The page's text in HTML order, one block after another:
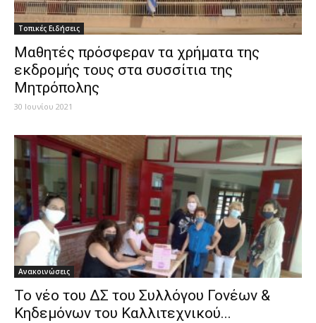
Τοπικές Ειδήσεις
Μαθητές πρόσφεραν τα χρήματα της
εκδρομής τους στα συσσίτια της
Μητρόπολης
30 Ιουνίου 2021
Ανακοινώσεις
Το νέο του ΔΣ του Συλλόγου Γονέων &
Κηδεμόνων του Καλλιτεχνικού...